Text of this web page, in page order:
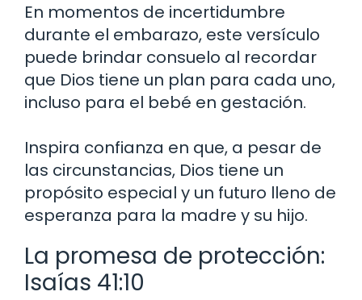
En momentos de incertidumbre
durante el embarazo, este versículo
puede brindar consuelo al recordar
que Dios tiene un plan para cada uno,
incluso para el bebé en gestación.
Inspira confianza en que, a pesar de
las circunstancias, Dios tiene un
propósito especial y un futuro lleno de
esperanza para la madre y su hijo.
La promesa de protección:
Isaías 41:10